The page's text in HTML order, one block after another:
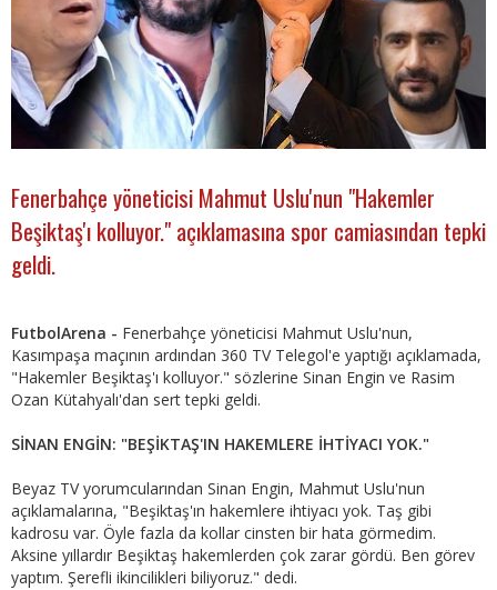
Fenerbahçe yöneticisi Mahmut Uslu'nun "Hakemler
Beşiktaş'ı kolluyor." açıklamasına spor camiasından tepki
geldi.
FutbolArena - Fenerbahçe yöneticisi Mahmut Uslu'nun,
Kasımpaşa maçının ardından 360 TV Telegol'e yaptığı açıklamada,
"Hakemler Beşiktaş'ı kolluyor." sözlerine Sinan Engin ve Rasim
Ozan Kütahyalı'dan sert tepki geldi.
SİNAN ENGİN: "BEŞİKTAŞ'IN HAKEMLERE İHTİYACI YOK."
Beyaz TV yorumcularından Sinan Engin, Mahmut Uslu'nun
açıklamalarına, "Beşiktaş'ın hakemlere ihtiyacı yok. Taş gibi
kadrosu var. Öyle fazla da kollar cinsten bir hata görmedim.
Aksine yıllardır Beşiktaş hakemlerden çok zarar gördü. Ben görev
yaptım. Şerefli ikincilikleri biliyoruz." dedi.